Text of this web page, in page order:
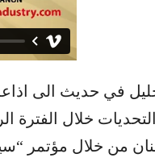
خلال الفترة
من خلال مؤتمر